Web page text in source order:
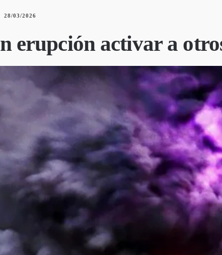
28/03/2026
erupción activar a